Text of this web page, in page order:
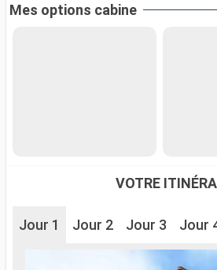
Mes options cabine
VOTRE
Jour 1 Jour 2 Jour 3 Jour